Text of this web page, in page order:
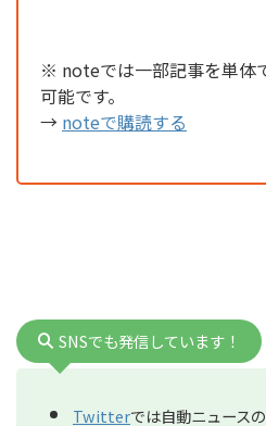
※ noteでは一部記事を単体
可能です。
→ noteで購読する
SNSでも発信しています！
Twitterでは自動ニュース